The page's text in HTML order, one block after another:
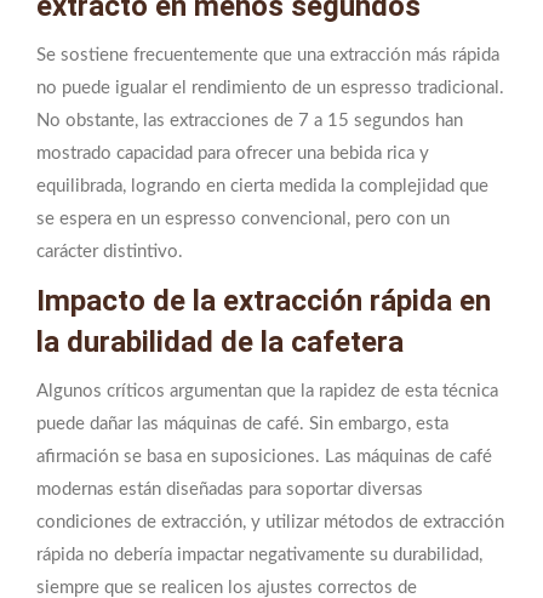
Se sostiene frecuentemente que una extracción más rápida
no puede igualar el rendimiento de un espresso tradicional.
No obstante, las extracciones de 7 a 15 segundos han
mostrado capacidad para ofrecer una bebida rica y
equilibrada, logrando en cierta medida la complejidad que
se espera en un espresso convencional, pero con un
carácter distintivo.
Impacto de la extracción rápida en
la durabilidad de la cafetera
Algunos críticos argumentan que la rapidez de esta técnica
puede dañar las máquinas de café. Sin embargo, esta
afirmación se basa en suposiciones. Las máquinas de café
modernas están diseñadas para soportar diversas
condiciones de extracción, y utilizar métodos de extracción
rápida no debería impactar negativamente su durabilidad,
siempre que se realicen los ajustes correctos de